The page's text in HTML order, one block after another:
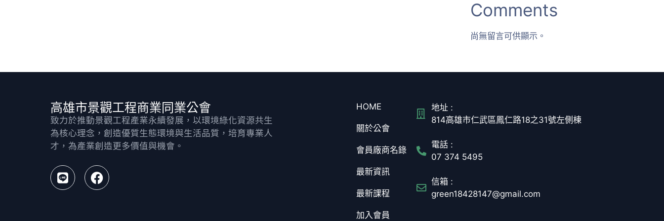
Comments
尚無留言可供顯示。
高雄市景觀工程商業同業公會
致力於推動景觀工程產業永續發展，以環境綠化資源共生
為核心理念，創造優質生態環境與生活品質，培育專業人
才，為產業創造更多價值與機會。
HOME
關於公會
會員廠商名錄
最新資訊
最新課程
加入會員
地址 :
814高雄市仁武區鳳仁路18之31號左側棟
電話 :
07 374 5495
信箱 :
green18428147@gmail.com